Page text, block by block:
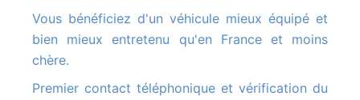
Vous bénéficiez d'un véhicule mieux équipé et
bien mieux entretenu qu'en France et moins
chère.
Premier contact téléphonique et vérification du